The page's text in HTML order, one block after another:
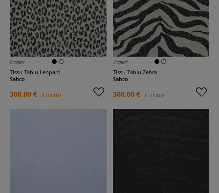
6 colori
Tissu Tablu Leopard
Sahco
300,00 € il metro
3 colori
Tissu Tablu Zebra
Sahco
300,00 € il metro